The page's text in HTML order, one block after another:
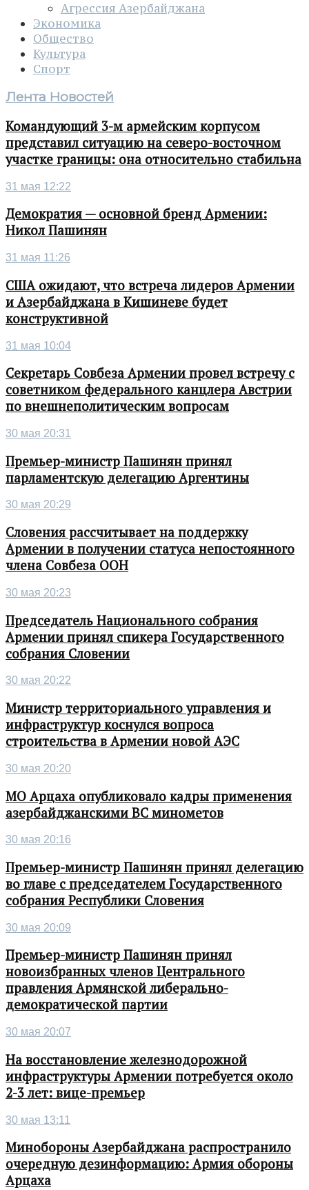
Агрессия Азербайджана
Экономика
Общество
Культура
Спорт
Лента Новостей
Командующий 3-м армейским корпусом
представил ситуацию на северо-восточном
участке границы: она относительно стабильна
31 мая 12:22
Демократия — основной бренд Армении:
Никол Пашинян
31 мая 11:26
США ожидают, что встреча лидеров Армении
и Азербайджана в Кишиневе будет
конструктивной
31 мая 10:04
Секретарь Совбеза Армении провел встречу с
советником федерального канцлера Австрии
по внешнеполитическим вопросам
30 мая 20:31
Премьер-министр Пашинян принял
парламентскую делегацию Аргентины
30 мая 20:29
Словения рассчитывает на поддержку
Армении в получении статуса непостоянного
члена Совбеза ООН
30 мая 20:23
Председатель Национального собрания
Армении принял спикера Государственного
собрания Словении
30 мая 20:22
Министр территориального управления и
инфраструктур коснулся вопроса
строительства в Армении новой АЭС
30 мая 20:20
МО Арцаха опубликовало кадры применения
азербайджанскими ВС минометов
30 мая 20:16
Премьер-министр Пашинян принял делегацию
во главе с председателем Государственного
собрания Республики Словения
30 мая 20:09
Премьер-министр Пашинян принял
новоизбранных членов Центрального
правления Армянской либерально-
демократической партии
30 мая 20:07
На восстановление железнодорожной
инфраструктуры Армении потребуется около
2-3 лет: вице-премьер
30 мая 13:11
Минобороны Азербайджана распространило
очередную дезинформацию: Армия обороны
Арцаха